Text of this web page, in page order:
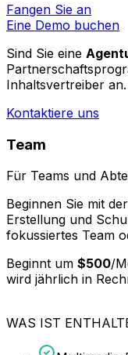
Fangen Sie an
Eine Demo buchen
Sind Sie eine
Inhaltsvertreiber an.
Kontaktiere uns
Team
Für Teams und
Beginnen Sie mit
Erstellung und
fokussiertes Team
Beginnt um $500/
wird jährlich in
WAS IST